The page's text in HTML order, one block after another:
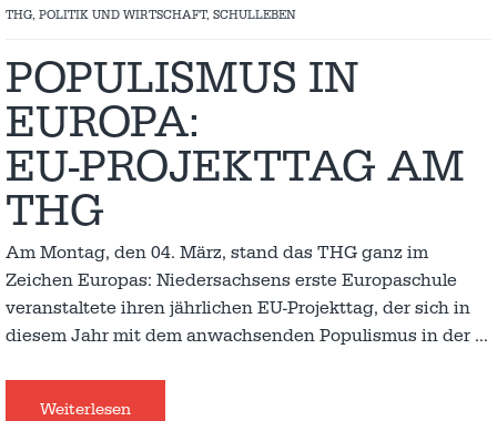
THG, POLITIK UND WIRTSCHAFT, SCHULLEBEN
POPULISMUS IN
EUROPA:
EU-PROJEKTTAG AM
THG
Am Montag, den 04. März, stand das THG ganz im
Zeichen Europas: Niedersachsens erste Europaschule
veranstaltete ihren jährlichen EU-Projekttag, der sich in
diesem Jahr mit dem anwachsenden Populismus in der …
Weiterlesen